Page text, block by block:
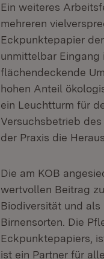
Ein weiteres
mehreren
Eckpunktepapier
unmittelbar
flächendeckende
hohen Anteil
ein Leuchtturm für
Versuchsbetrieb
der Praxis die
Die am KOB
wertvollen Beitrag
Biodiversität und
Birnensorten. Die
Eckpunktepapiers,
ist ein Partner für